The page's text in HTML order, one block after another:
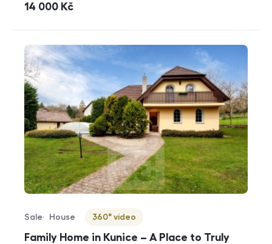
cena
14 000 Kč
Family Home in Kunice – A Place to Truly
Offer type
Sale
Property type
House
Virtuální prohlídka
360° video